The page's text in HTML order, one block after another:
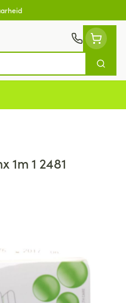
Zoek
1m 1 2481